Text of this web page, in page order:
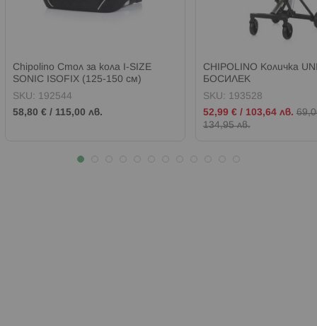
Chipolino Стол за кола I-SIZE
SONIC ISOFIX (125-150 см)
КЪПИНА
SKU: 192544
58,80 € / 115,00 лв.
CHIPOLINO Количка
БОСИЛЕК
SKU: 193528
Промо
цена
52,99 €/ 103,64 лв.
134,95 лв.